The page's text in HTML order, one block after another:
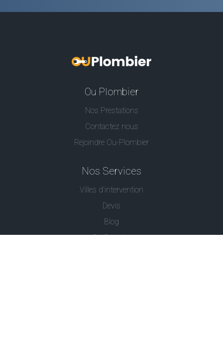
Ou Plombier
Nos Prestations
Contactez nous
Rejoindre Ou-Plombier
Nos Services
Villes d'intervention
Devis
Blog
Ou Serrurier